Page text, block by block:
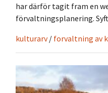
har därför tagit fram en
förvaltningsplanering.
kulturarv / forvaltning av